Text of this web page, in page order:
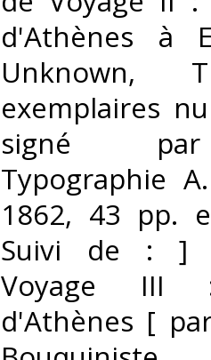
d'Athènes à
exemplaires
signé
Typographie
1862, 43 pp.
Suivi de : ]
Voyage III
d'Athènes [